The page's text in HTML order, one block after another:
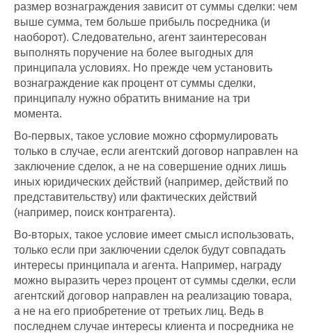
размер вознаграждения зависит от суммы сделки: чем
выше сумма, тем больше прибыль посредника (и
наоборот). Следовательно, агент заинтересован
выполнять поручение на более выгодных для
принципала условиях. Но прежде чем установить
вознаграждение как процент от суммы сделки,
принципалу нужно обратить внимание на три
момента.
Во-первых, такое условие можно сформулировать
только в случае, если агентский договор направлен на
заключение сделок, а не на совершение одних лишь
иных юридических действий (например, действий по
представительству) или фактических действий
(например, поиск контрагента).
Во-вторых, такое условие имеет смысл использовать,
только если при заключении сделок будут совпадать
интересы принципала и агента. Например, награду
можно выразить через процент от суммы сделки, если
агентский договор направлен на реализацию товара,
а не на его приобретение от третьих лиц. Ведь в
последнем случае интересы клиента и посредника не